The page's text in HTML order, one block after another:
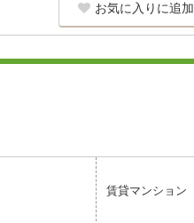
お気に入りに追加
賃貸マンション